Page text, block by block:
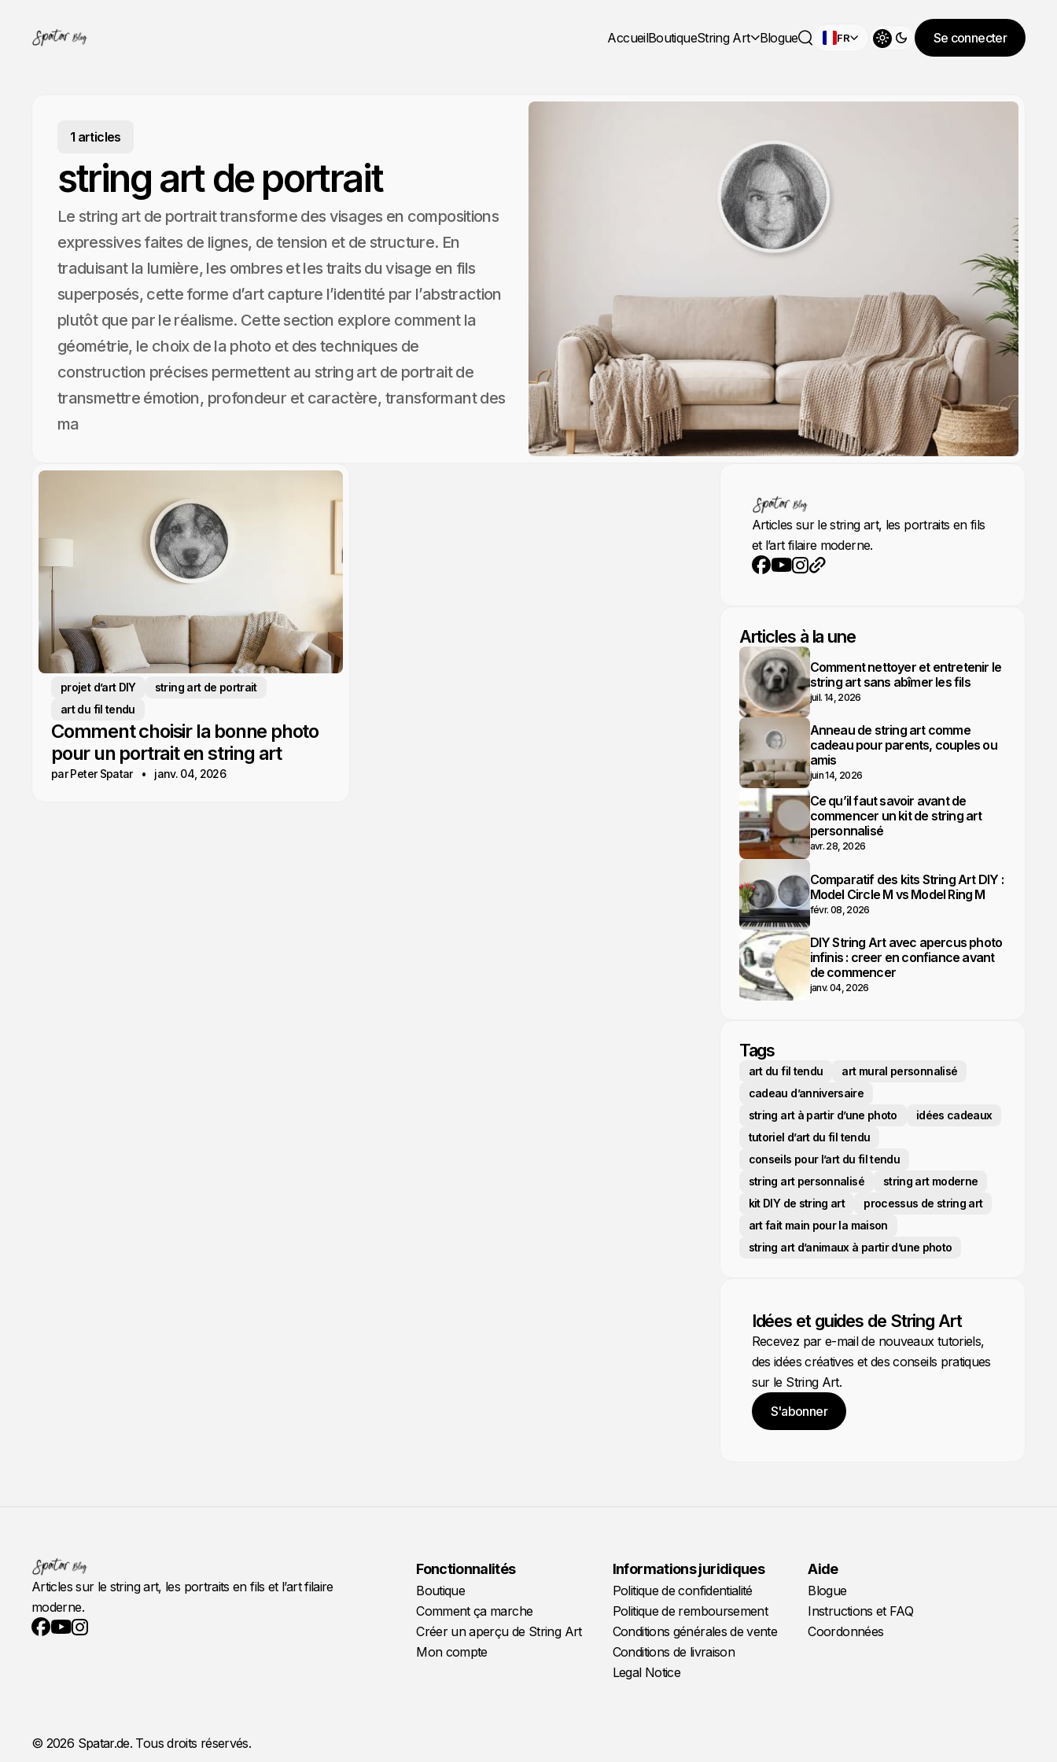
AccueilBoutiqueString Art Blogue
FR
Changer de thème
Se connecter
1 articles
string art de portrait
Le string art de portrait transforme des visages en compositions
expressives faites de lignes, de tension et de structure. En
traduisant la lumière, les ombres et les traits du visage en fils
superposés, cette forme d’art capture l’identité par l’abstraction
plutôt que par le réalisme. Cette section explore comment la
géométrie, le choix de la photo et des techniques de
construction précises permettent au string art de portrait de
transmettre émotion, profondeur et caractère, transformant des
ma
projet d’art DIY
string art de portrait
art du fil tendu
Comment choisir la bonne photo
pour un portrait en string art
par Peter Spatar janv. 04, 2026
Articles sur le string art, les portraits en fils
et l’art filaire moderne.
Articles à la une
Comment nettoyer et entretenir le
string art sans abîmer les fils
juil. 14, 2026
Anneau de string art comme
cadeau pour parents, couples ou
amis
juin 14, 2026
Ce qu’il faut savoir avant de
commencer un kit de string art
personnalisé
avr. 28, 2026
Comparatif des kits String Art DIY :
Model Circle M vs Model Ring M
févr. 08, 2026
DIY String Art avec apercus photo
infinis : creer en confiance avant
de commencer
janv. 04, 2026
Tags
art du fil tendu
art mural personnalisé
cadeau d’anniversaire
string art à partir d’une photo
idées cadeaux
tutoriel d’art du fil tendu
conseils pour l’art du fil tendu
string art personnalisé
string art moderne
kit DIY de string art
processus de string art
art fait main pour la maison
string art d’animaux à partir d’une photo
Idées et guides de String Art
Recevez par e-mail de nouveaux tutoriels,
des idées créatives et des conseils pratiques
sur le String Art.
S'abonner
Articles sur le string art, les portraits en fils et l’art filaire
moderne.
Fonctionnalités
Boutique
Comment ça marche
Créer un aperçu de String Art
Mon compte
Informations juridiques
Politique de confidentialité
Politique de remboursement
Conditions générales de vente
Conditions de livraison
Legal Notice
Aide
Blogue
Instructions et FAQ
Coordonnées
© 2026 Spatar.de. Tous droits réservés.